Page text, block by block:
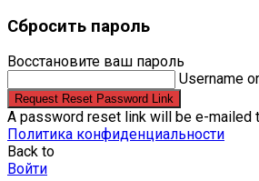
Сбросить пароль
Восстановите ваш пароль
Username
Request Reset Password Link
A password reset link will be e-mailed
Политика конфиденциальности
Back to
Войти